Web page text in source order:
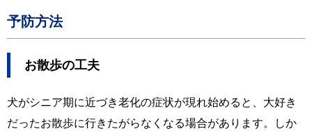
予防方法
お散歩の工夫
犬がシニア期に近づき老化の症状が現れ始めると、大好き
だったお散歩に行きたがらなくなる場合があります。しか